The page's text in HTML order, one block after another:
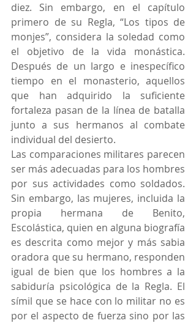
diez. Sin embargo, en el capítulo
primero de su Regla, “Los tipos de
monjes”, considera la soledad como
el objetivo de la vida monástica.
Después de un largo e inespecífico
tiempo en el monasterio, aquellos
que han adquirido la suficiente
fortaleza pasan de la línea de batalla
junto a sus hermanos al combate
individual del desierto.
Las comparaciones militares parecen
ser más adecuadas para los hombres
por sus actividades como soldados.
Sin embargo, las mujeres, incluida la
propia hermana de Benito,
Escolástica, quien en alguna biografía
es descrita como mejor y más sabia
oradora que su hermano, responden
igual de bien que los hombres a la
sabiduría psicológica de la Regla. El
símil que se hace con lo militar no es
por el aspecto de fuerza sino por las